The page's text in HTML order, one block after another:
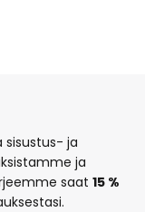
sisustus- ja
ja
saat 15 %